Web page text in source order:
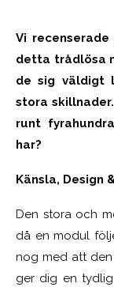
Vi
detta trådlösa
de sig väldigt
stora
runt
har?
Känsla, Design
Den stora och
då en modul
nog med att
ger dig en